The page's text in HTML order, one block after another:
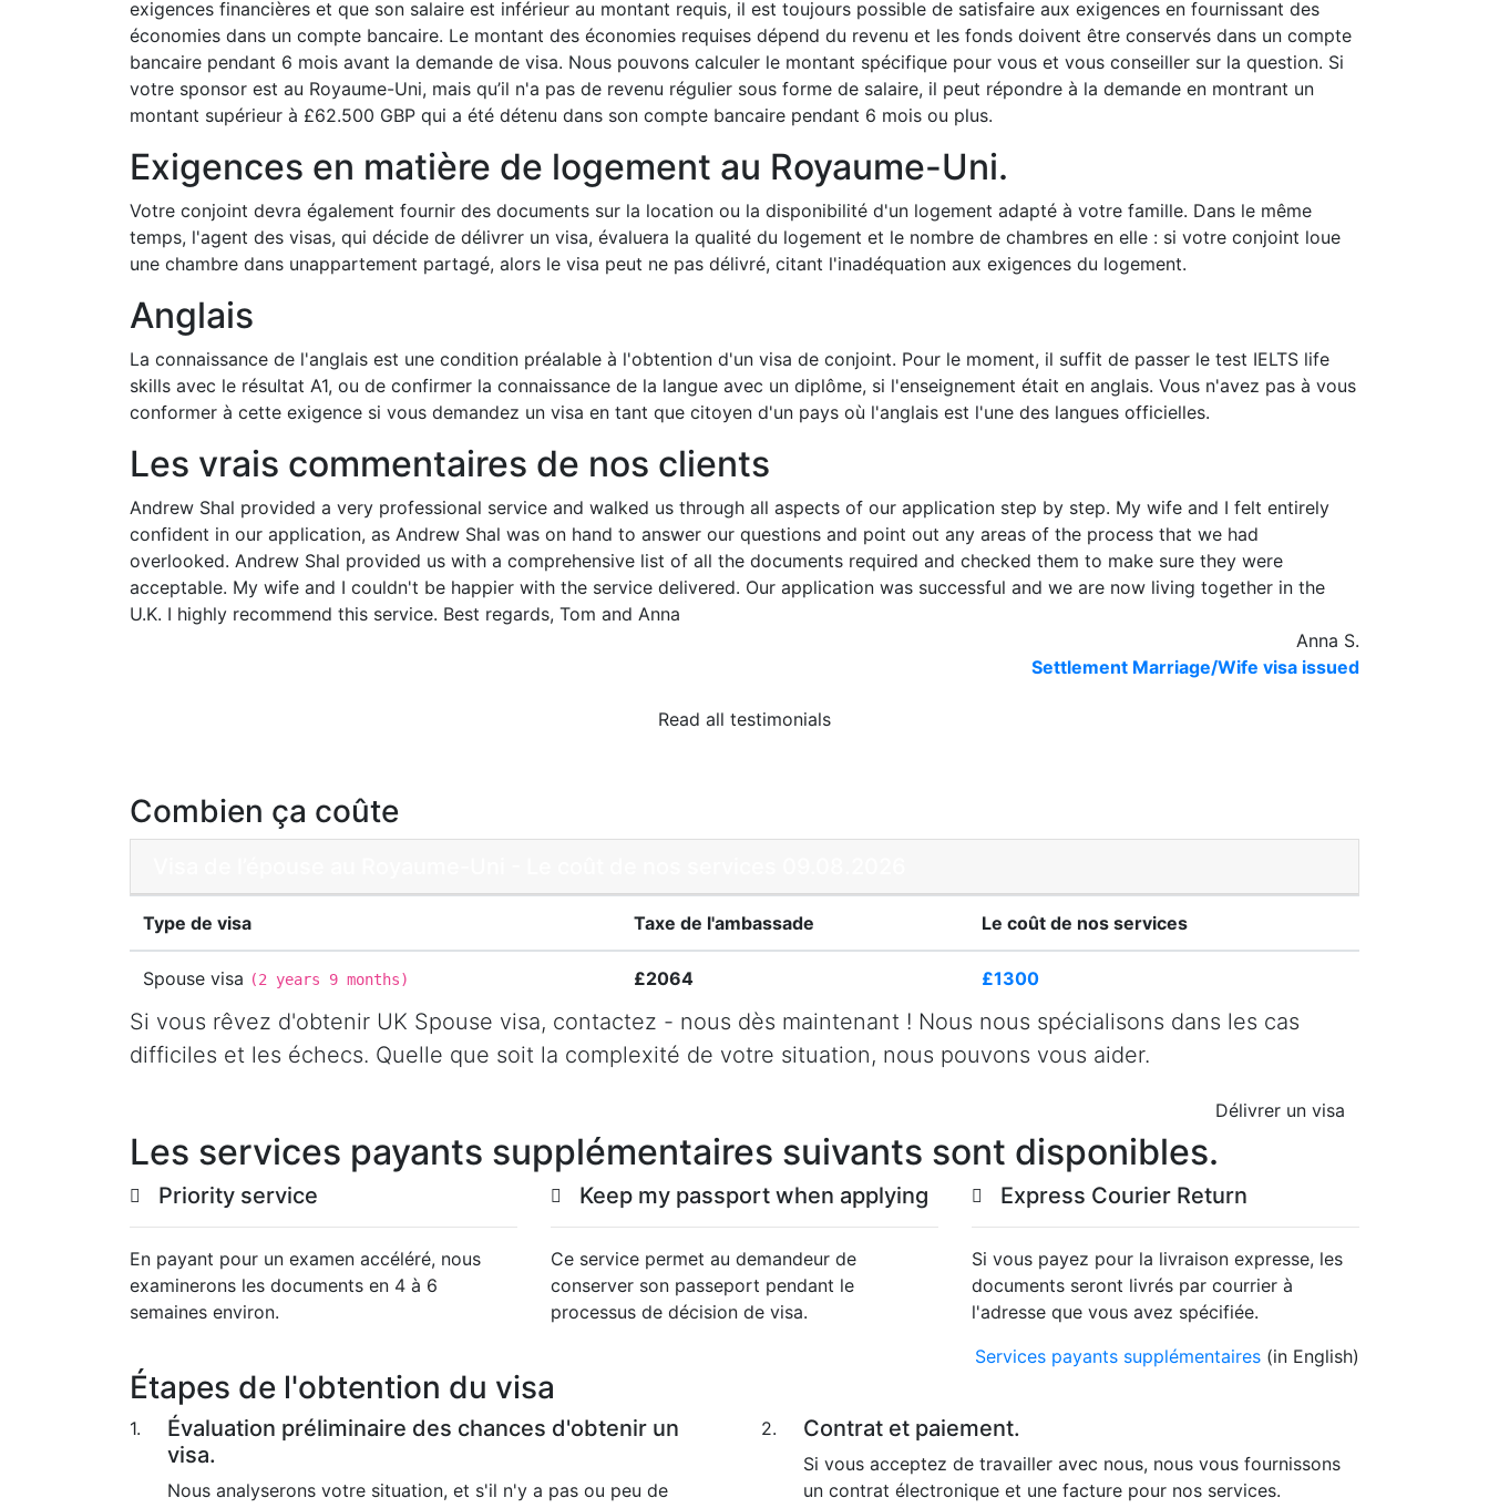
exigences financières et que son salaire est inférieur au montant requis, il est toujours possible de satisfaire aux exigences en fournissant des
économies dans un compte bancaire. Le montant des économies requises dépend du revenu et les fonds doivent être conservés dans un compte
bancaire pendant 6 mois avant la demande de visa. Nous pouvons calculer le montant spécifique pour vous et vous conseiller sur la question. Si
votre sponsor est au Royaume-Uni, mais qu’il n'a pas de revenu régulier sous forme de salaire, il peut répondre à la demande en montrant un
montant supérieur à £62.500 GBP qui a été détenu dans son compte bancaire pendant 6 mois ou plus.
Exigences en matière de logement au Royaume-Uni.
Votre conjoint devra également fournir des documents sur la location ou la disponibilité d'un logement adapté à votre famille. Dans le même
temps, l'agent des visas, qui décide de délivrer un visa, évaluera la qualité du logement et le nombre de chambres en elle : si votre conjoint loue
une chambre dans unappartement partagé, alors le visa peut ne pas délivré, citant l'inadéquation aux exigences du logement.
Anglais
La connaissance de l'anglais est une condition préalable à l'obtention d'un visa de conjoint. Pour le moment, il suffit de passer le test IELTS life
skills avec le résultat A1, ou de confirmer la connaissance de la langue avec un diplôme, si l'enseignement était en anglais. Vous n'avez pas à vous
conformer à cette exigence si vous demandez un visa en tant que citoyen d'un pays où l'anglais est l'une des langues officielles.
Les vrais commentaires de nos clients
Andrew Shal provided a very professional service and walked us through all aspects of our application step by step. My wife and I felt entirely
confident in our application, as Andrew Shal was on hand to answer our questions and point out any areas of the process that we had
overlooked. Andrew Shal provided us with a comprehensive list of all the documents required and checked them to make sure they were
acceptable. My wife and I couldn't be happier with the service delivered. O­ur application was successful and we are now living together in the
U.K. I highly recommend this service. Best regards, Tom and Anna
Anna S.
Settlement Marriage/Wife visa issued
Read all testimonials
Combien ça coûte
Type de visa Taxe de l'ambassade Le coût de nos services
Spouse visa (2 years 9 months) £2064 £1300
Si vous rêvez d'obtenir UK Spouse visa, contactez - nous dès maintenant ! Nous nous spécialisons dans les cas
difficiles et les échecs. Quelle que soit la complexité de votre situation, nous pouvons vous aider.
Délivrer un visa
Les services payants supplémentaires suivants sont disponibles.
Priority service
En payant pour un examen accéléré, nous
examinerons les documents en 4 à 6
semaines environ.
Keep my passport when applying
Ce service permet au demandeur de
conserver son passeport pendant le
processus de décision de visa.
Express Courier Return
Si vous payez pour la livraison expresse, les
documents seront livrés par courrier à
l'adresse que vous avez spécifiée.
Services payants supplémentaires (in English)
Étapes de l'obtention du visa
1.
Évaluation préliminaire des chances d'obtenir un
visa.
Nous analyserons votre situation, et s'il n'y a pas ou peu de
2. Contrat et paiement.
Si vous acceptez de travailler avec nous, nous vous fournissons
un contrat électronique et une facture pour nos services.